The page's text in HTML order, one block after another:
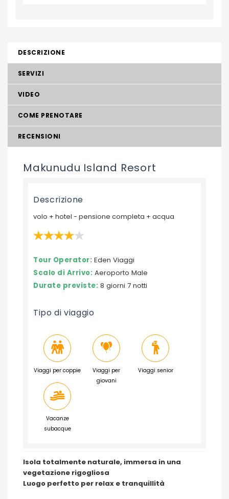
DESCRIZIONE
SERVIZI
VIDEO
COME PRENOTARE
RECENSIONI
Makunudu Island Resort
Descrizione
volo + hotel - pensione completa + acqua
Tour Operator: Eden Viaggi
Scalo di Arrivo: Aeroporto Male
Durate previste: 8 giorni 7 notti
Tipo di viaggio
Viaggi per coppie
Viaggi per
giovani
Viaggi senior
Vacanze
subacque
Isola totalmente naturale, immersa in una
vegetazione rigogliosa
Luogo perfetto per relax e tranquillità